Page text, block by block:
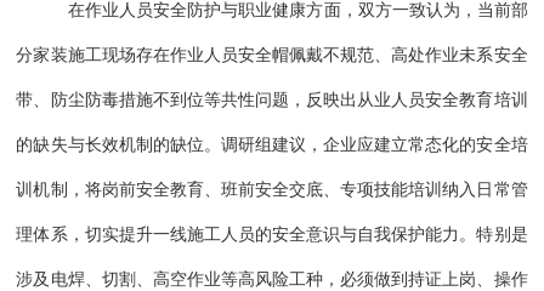
在作业人员安全防护与职业健康方面，双方一致认为，当前部
分家装施工现场存在作业人员安全帽佩戴不规范、高处作业未系安全
带、防尘防毒措施不到位等共性问题，反映出从业人员安全教育培训
的缺失与长效机制的缺位。调研组建议，企业应建立常态化的安全培
训机制，将岗前安全教育、班前安全交底、专项技能培训纳入日常管
理体系，切实提升一线施工人员的安全意识与自我保护能力。特别是
涉及电焊、切割、高空作业等高风险工种，必须做到持证上岗、操作